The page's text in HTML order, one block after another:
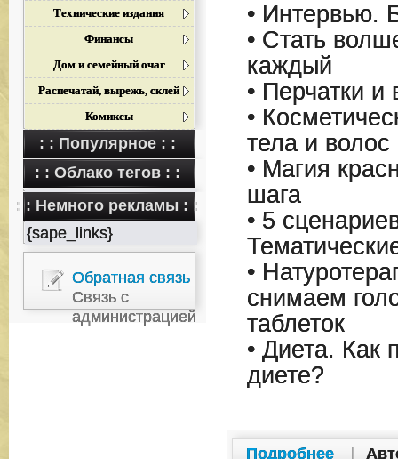
Технические издания
Финансы
Дом и семейный очаг
Распечатай, вырежь, склей
Комиксы
: : Популярное : :
: : Облако тегов : :
: : Немного рекламы : :
{sape_links}
Обратная связь
Связь с
администрацией
• Интервью.
• Стать
каждый
• Перчатки и
•
тела и волос
• Магия
шага
• 5
•
снимаем
таблеток
• Диета. Как
диете?
Подробнее